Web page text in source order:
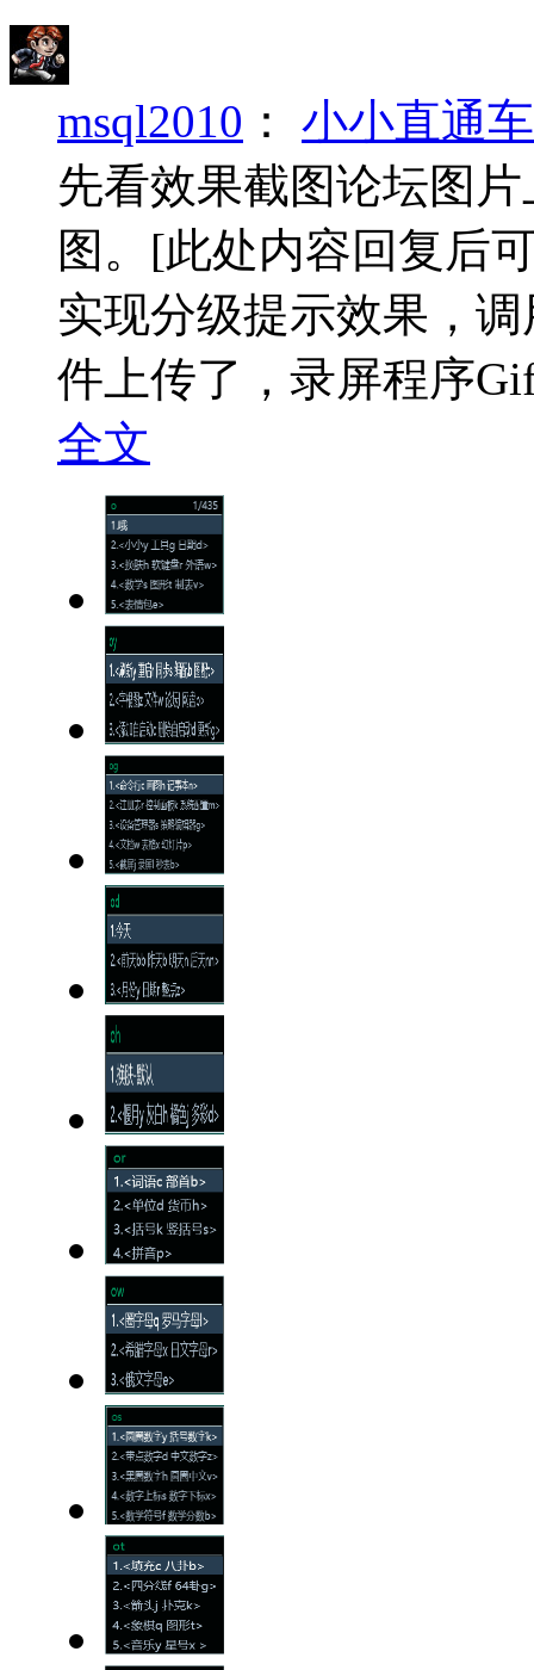
msql2010 ： 小小直通
先看效果截图论坛图
图。 [此处内容回复后
实现分级提示效果，
件上传了，录屏程序
全文